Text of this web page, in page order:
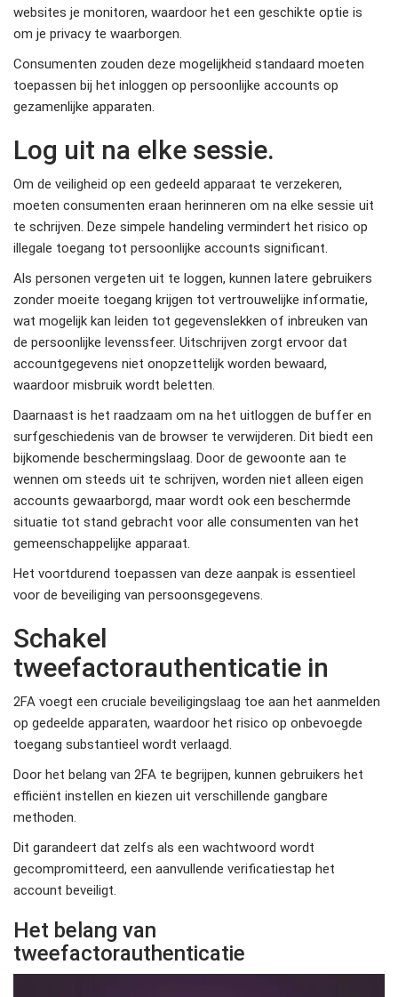
websites je monitoren, waardoor het een geschikte optie is
om je privacy te waarborgen.
Consumenten zouden deze mogelijkheid standaard moeten
toepassen bij het inloggen op persoonlijke accounts op
gezamenlijke apparaten.
Log uit na elke sessie.
Om de veiligheid op een gedeeld apparaat te verzekeren,
moeten consumenten eraan herinneren om na elke sessie uit
te schrijven. Deze simpele handeling vermindert het risico op
illegale toegang tot persoonlijke accounts significant.
Als personen vergeten uit te loggen, kunnen latere gebruikers
zonder moeite toegang krijgen tot vertrouwelijke informatie,
wat mogelijk kan leiden tot gegevenslekken of inbreuken van
de persoonlijke levenssfeer. Uitschrijven zorgt ervoor dat
accountgegevens niet onopzettelijk worden bewaard,
waardoor misbruik wordt beletten.
Daarnaast is het raadzaam om na het uitloggen de buffer en
surfgeschiedenis van de browser te verwijderen. Dit biedt een
bijkomende beschermingslaag. Door de gewoonte aan te
wennen om steeds uit te schrijven, worden niet alleen eigen
accounts gewaarborgd, maar wordt ook een beschermde
situatie tot stand gebracht voor alle consumenten van het
gemeenschappelijke apparaat.
Het voortdurend toepassen van deze aanpak is essentieel
voor de beveiliging van persoonsgegevens.
Schakel
tweefactorauthenticatie in
2FA voegt een cruciale beveiligingslaag toe aan het aanmelden
op gedeelde apparaten, waardoor het risico op onbevoegde
toegang substantieel wordt verlaagd.
Door het belang van 2FA te begrijpen, kunnen gebruikers het
efficiënt instellen en kiezen uit verschillende gangbare
methoden.
Dit garandeert dat zelfs als een wachtwoord wordt
gecompromitteerd, een aanvullende verificatiestap het
account beveiligt.
Het belang van
tweefactorauthenticatie